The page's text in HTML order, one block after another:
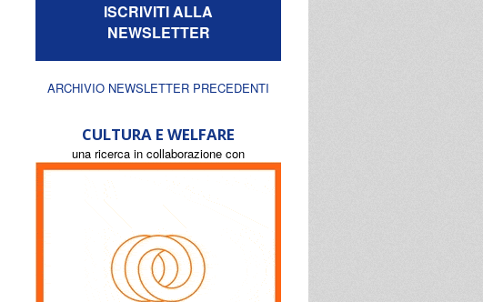
ISCRIVITI ALLA
NEWSLETTER
ARCHIVIO NEWSLETTER PRECEDENTI
CULTURA E WELFARE
una ricerca in collaborazione con